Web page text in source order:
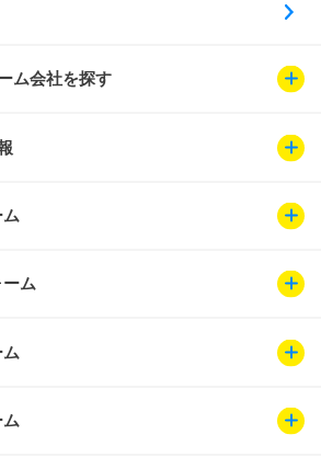
ム会社を探す
ム